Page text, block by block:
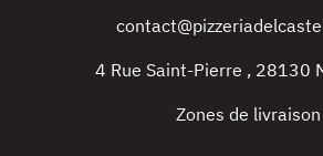
4 Rue Saint-Pierre , 28130
Zones de livraison